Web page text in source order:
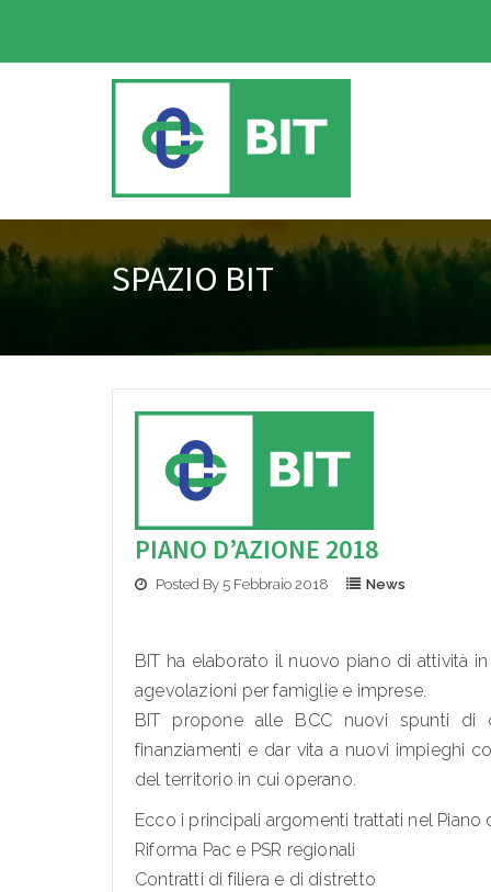
SPAZIO BIT
PIANO D’AZIONE 2018
Posted By 5 Febbraio 2018 News
BIT ha elaborato il nuovo piano di attività
agevolazioni per famiglie e imprese.
BIT propone alle BCC nuovi spunti di
finanziamenti e dar vita a nuovi impieghi
del territorio in cui operano.
Ecco i principali argomenti trattati nel Piano
Riforma Pac e PSR regionali
Contratti di filiera e di distretto